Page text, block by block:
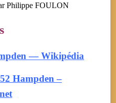
Philippe FOULON
— Wikipédia
Hampden –